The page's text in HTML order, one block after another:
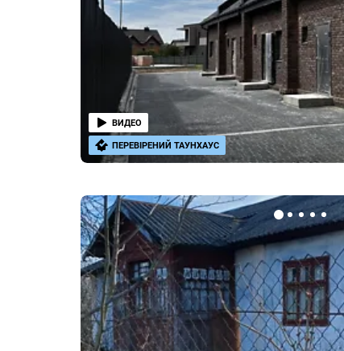
ВИДЕО
ПЕРЕВІРЕНИЙ ТАУНХАУС